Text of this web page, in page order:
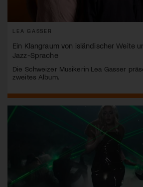
LEA GASSER
Ein Klangraum von isländischer Weite
Jazz-Sprache
Die Schweizer Musikerin Lea Gasser
zweites Album.